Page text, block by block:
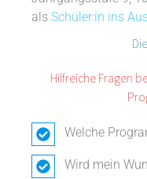
alsSchüler:in ins
Hilfreiche Fragen
Welche
Wird mein